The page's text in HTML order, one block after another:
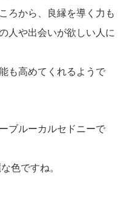
ろから、良縁を導く力も
人や出会いが欲しい人に
も高めてくれるようで
ブルーカルセドニーで
色ですね。